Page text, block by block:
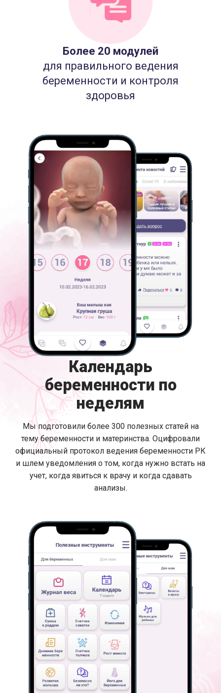
Более 20 модулей
для правильного ведения
беременности и контроля
здоровья
Календарь
беременности по
неделям
Мы подготовили более 300 полезных статей на
тему беременности и материнства. Оцифровали
официальный протокол ведения беременности РК
и шлем уведомления о том, когда нужно встать на
учет, когда явиться к врачу и когда сдавать
анализы.